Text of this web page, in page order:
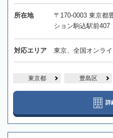
所在地
〒170-0003 東京都
ション駒込駅前407
対応エリア 東京、全国オンラ
東京都 豊島区
詳